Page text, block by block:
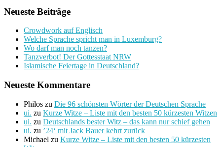
Neueste Beiträge
Crowdwork auf Englisch
Welche Sprache spricht man in Luxemburg?
Wo darf man noch tanzen?
Tanzverbot! Der Gottesstaat NRW
Islamische Feiertage in Deutschland?
Neueste Kommentare
Philos zu Die 96 schönsten Wörter der Deutschen Sprache
ui. zu Kurze Witze – Liste mit den besten 50 kürzesten Witzen
ui. zu Deutschlands bester Witz – das kann nur schief gehen
ui. zu ’24‘ mit Jack Bauer kehrt zurück
Michael zu Kurze Witze – Liste mit den besten 50 kürzesten